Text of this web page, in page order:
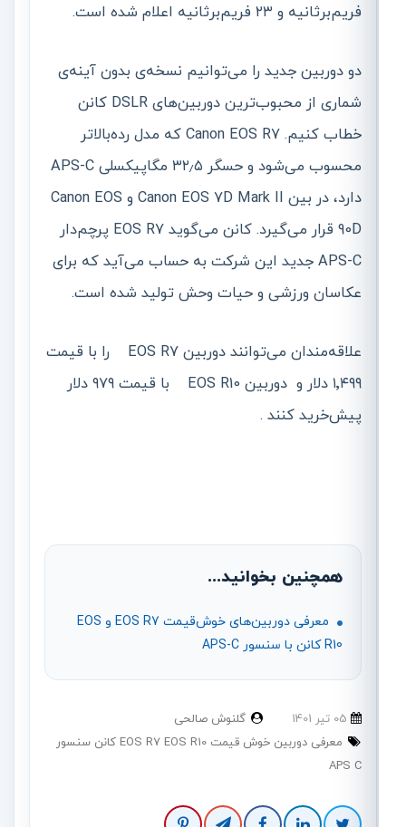
فریم‌برثانیه و ۲۳ فریم‌برثانیه اعلام شده است.
دو دوربین جدید را می‌توانیم نسخه‌ی بدون آینه‌ی
شماری از محبوب‌ترین دوربین‌های DSLR کانن
خطاب کنیم. Canon EOS R7 که مدل رده‌بالاتر
محسوب می‌شود و حسگر ۳۲٫۵ مگاپیکسلی APS-C
دارد، در بین Canon EOS 7D Mark II و Canon EOS
90D قرار می‌گیرد. کانن می‌گوید EOS R7 پرچم‌دار
APS-C جدید این شرکت به حساب می‌آید که برای
عکاسان ورزشی و حیات وحش تولید شده است.
علاقه‌مندان می‌توانند دوربین EOS R7 را با قیمت
۱٬۴۹۹ دلار و دوربین EOS R10 با قیمت ۹۷۹ دلار
پیش‌خرید کنند .
همچنین بخوانید...
معرفی دوربین‌های خوش‌قیمت EOS R7 و EOS
R10 کانن با سنسور APS-C
گلنوش صالحی
معرفی دوربین خوش قیمت EOS R7 EOS R10 کانن سنسور
APS C